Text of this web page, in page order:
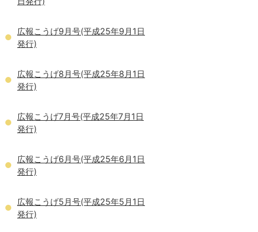
広報こうげ9月号(平成25年9月1日
発行)
広報こうげ8月号(平成25年8月1日
発行)
広報こうげ7月号(平成25年7月1日
発行)
広報こうげ6月号(平成25年6月1日
発行)
広報こうげ5月号(平成25年5月1日
発行)